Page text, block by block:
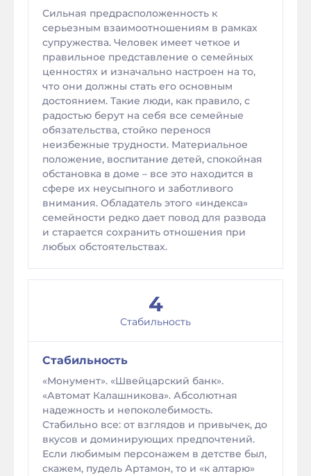
Сильная предрасположенность к
серьезным взаимоотношениям в рамках
супружества. Человек имеет четкое и
правильное представление о семейных
ценностях и изначально настроен на то,
что они должны стать его основным
достоянием. Такие люди, как правило, с
радостью берут на себя все семейные
обязательства, стойко перенося
неизбежные трудности. Материальное
положение, воспитание детей, спокойная
обстановка в доме – все это находится в
сфере их неусыпного и заботливого
внимания. Обладатель этого «индекса»
семейности редко дает повод для развода
и старается сохранить отношения при
любых обстоятельствах.
4
Стабильность
Стабильность
«Монумент». «Швейцарский банк».
«Автомат Калашникова». Абсолютная
надежность и непоколебимость.
Стабильно все: от взглядов и привычек, до
вкусов и доминирующих предпочтений.
Если любимым персонажем в детстве был,
скажем, пудель Артамон, то и «к алтарю»